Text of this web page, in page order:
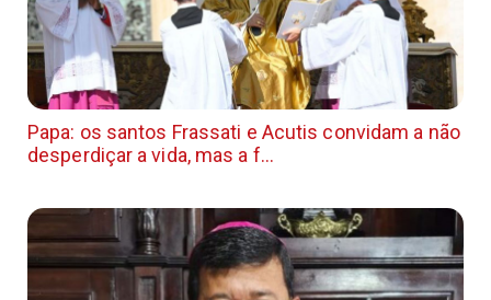
Papa: os santos Frassati e Acutis convidam a não
desperdiçar a vida, mas a f...